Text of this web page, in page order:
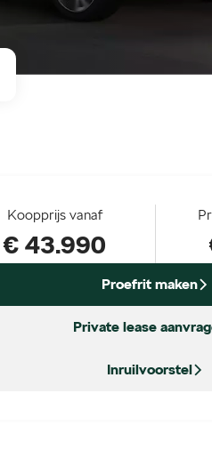
Koopprijs vanaf
€ 43.990
Proefrit maken
Private lease
Inruilvoorstel